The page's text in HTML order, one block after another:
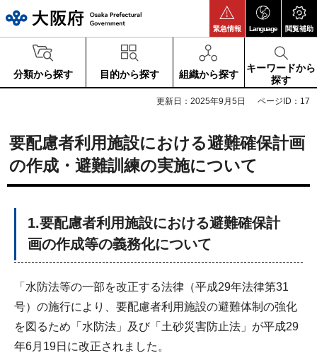
緊急情報 Language 閲覧補助
分類から探す 目的から探す 組織から探す
キーワードから
探す
更新日：2025年9月5日 ページID：17
要配慮者利用施設における避難確保計画
の作成・避難訓練の実施について
1.要配慮者利用施設における避難確保計
画の作成等の義務化について
「水防法等の一部を改正する法律（平成29年法律第31
号）の施行により、要配慮者利用施設の避難体制の強化
を図るため「水防法」及び「土砂災害防止法」が平成29
年6月19日に改正されました。